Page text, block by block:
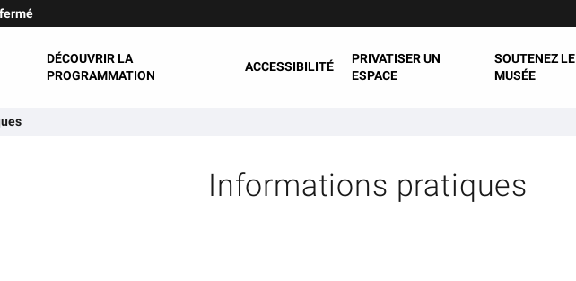
DÉCOUVRIR LA
PROGRAMMATION
ACCESSIBILITÉ
PRIVATISER UN
ESPACE
SOUTENEZ LE
MUSÉE
Informations pratiques